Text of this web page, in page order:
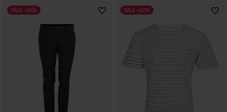
SALE -40% SALE -40%